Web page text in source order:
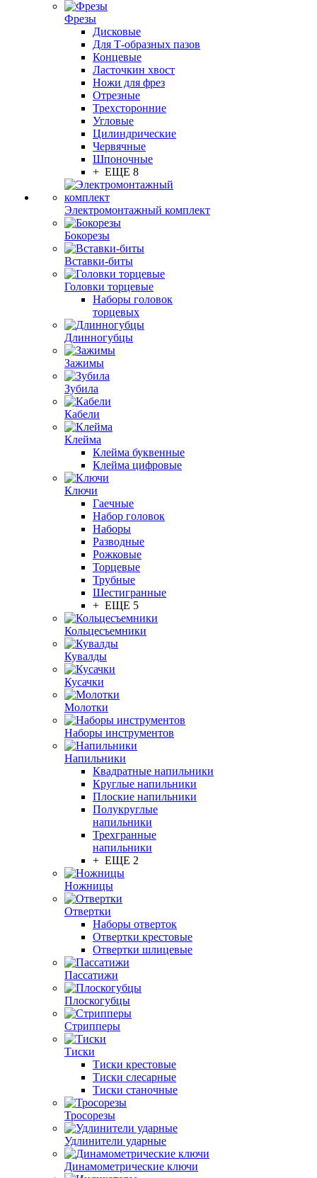
Фрезы
Дисковые
Для Т-образных пазов
Концевые
Ласточкин хвост
Ножи для фрез
Отрезные
Трехсторонние
Угловые
Цилиндрические
Червячные
Шпоночные
+ ЕЩЕ 8
Электромонтажный комплект
Бокорезы
Вставки-биты
Головки торцевые
Наборы головок
торцевых
Длинногубцы
Зажимы
Зубила
Кабели
Клейма
Клейма буквенные
Клейма цифровые
Ключи
Гаечные
Набор головок
Наборы
Разводные
Рожковые
Торцевые
Трубные
Шестигранные
+ ЕЩЕ 5
Кольцесъемники
Кувалды
Кусачки
Молотки
Наборы инструментов
Напильники
Квадратные напильники
Круглые напильники
Плоские напильники
Полукруглые
напильники
Трехгранные
напильники
+ ЕЩЕ 2
Ножницы
Отвертки
Наборы отверток
Отвертки крестовые
Отвертки шлицевые
Пассатижи
Плоскогубцы
Стрипперы
Тиски
Тиски крестовые
Тиски слесарные
Тиски станочные
Тросорезы
Удлинители ударные
Динамометрические ключи